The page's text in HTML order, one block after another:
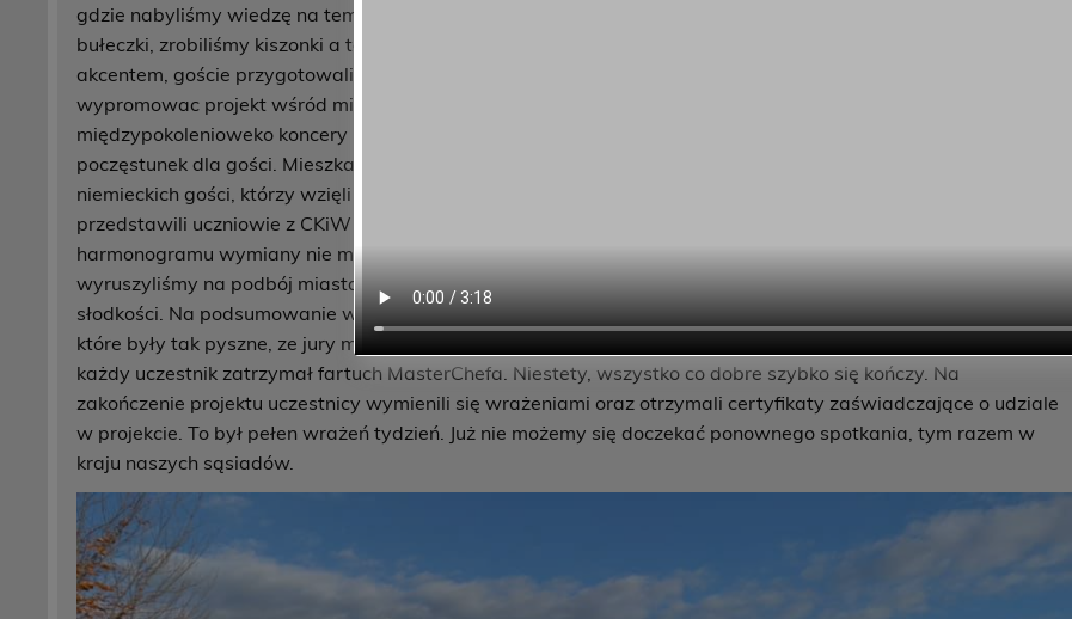
gdzie nabyliśmy wiedzę na temat ekologicznych rozwiązań, nie tylko w kuchni, sami wypiekliśmy razowe
bułeczki, zrobiliśmy kiszonki a także poznaliśmy rodzaje zbóż i ich właściwości. Dzień zakończył się niemieckim
akcentem, goście przygotowali dla nas tradycyjny niemiecki poczęstunek oraz zaprezentowali swój kraj. Aby
wypromowac projekt wśród mieszkańców Oleśnicy uczestnicy mieli okazję wspomóc organizację
międzypokolenioweko koncery niepodległościowego i przygotowali podczas warsztatów kulinarnych
poczęstunek dla gości. Mieszkańcy byli pod wrażeniem pysznych przekąsek.Była to tez lekcja patriotyzmu dla
niemieckich gości, którzy wzięli udział w koncercie i wysłuchali koncertyu, w czasie któego patriotyczne pieśni
przedstawili uczniowie z CKiW oraz seniorzy z Dziennego Domu Seniora w Oleśnicy. Przy planowaniu
harmonogramu wymiany nie mogło zabraknąć wycieczki do stolicy Dolnego Śląska, Wrocławia. Zanim
wyruszyliśmy na podbój miasta zatrzymaliśmy się w Słodkie Czary Mary s.c. aby poznać tajniki powstawania
słodkości. Na podsumowanie wymiany uczestnicy stanęli w kulinarne szranki i przygotowali w parach potrawy,
które były tak pyszne, ze jury miało ciężki orzech do zgryzienia. Zwycięzcy zostali wyłonieni ale w nagrodę
każdy uczestnik zatrzymał fartuch MasterChefa. Niestety, wszystko co dobre szybko się kończy. Na
zakończenie projektu uczestnicy wymienili się wrażeniami oraz otrzymali certyfikaty zaświadczające o udziale
w projekcie. To był pełen wrażeń tydzień. Już nie możemy się doczekać ponownego spotkania, tym razem w
kraju naszych sąsiadów.